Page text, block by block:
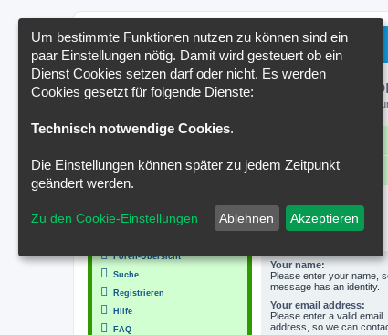
Portal Foren-Übersicht
Contact Admin
Your name:
Please enter your name,
message has an identity.
Your email address:
Please enter a valid email
address, so we can
Foren-Übersicht
Suche
Registrieren
Hilfe
FAQ
Um bestimmte Funktionen nutzen zu können sind ein
paar Einstellungen nötig. Damit wird gesteuert ob ein
Dienst Cookies setzen darf oder nicht. Es werden
Cookies gesetzt für folgende Dienste:
Technisch notwendige Cookies.
Die Einstellungen können später zu jedem Zeitpunkt
geändert werden.
Zu den Cookie-Einstellungen Ablehnen Akzeptieren